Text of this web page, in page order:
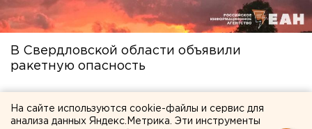
В Свердловской области объявили
ракетную опасность
На сайте используются cookie-файлы и сервис для
анализа данных Яндекс.Метрика. Эти инструменты